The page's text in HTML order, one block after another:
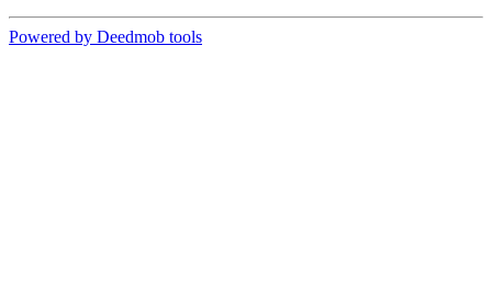
Powered by Deedmob tools